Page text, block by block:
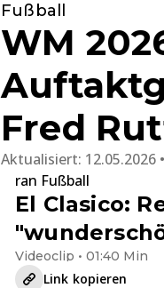
Fußball
WM
Fred
Aktualisiert: 12.05.2026
ran Fußball
El Clasico:
Videoclip • 01:40 Min
Link kopieren